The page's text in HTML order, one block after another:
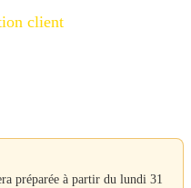
client
préparée à partir du lundi 31